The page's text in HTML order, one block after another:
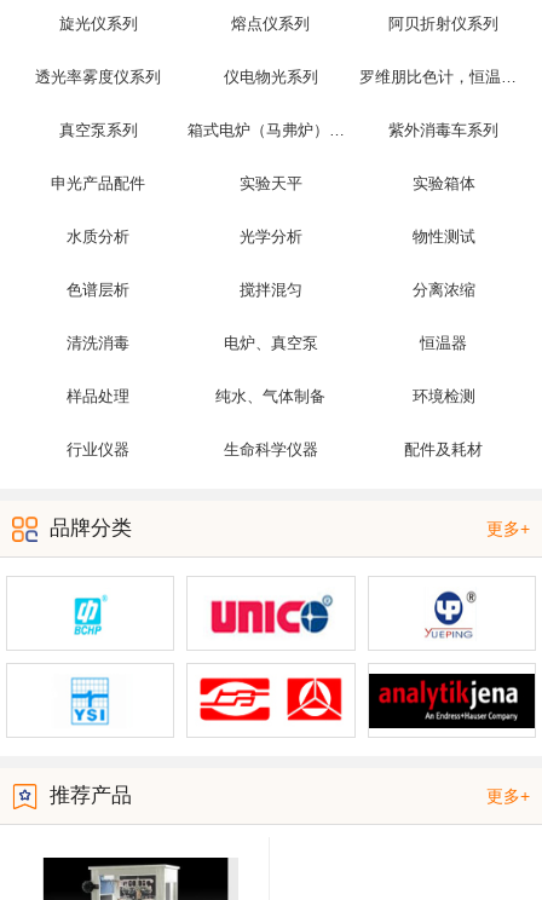
旋光仪系列 熔点仪系列 阿贝折射仪系列
透光率雾度仪系列 仪电物光系列 罗维朋比色计，恒温槽，光泽度仪
真空泵系列 箱式电炉（马弗炉）系列 紫外消毒车系列
申光产品配件 实验天平 实验箱体
水质分析 光学分析 物性测试
色谱层析 搅拌混匀 分离浓缩
清洗消毒 电炉、真空泵 恒温器
样品处理 纯水、气体制备 环境检测
行业仪器 生命科学仪器 配件及耗材
品牌分类 更多+
推荐产品 更多+